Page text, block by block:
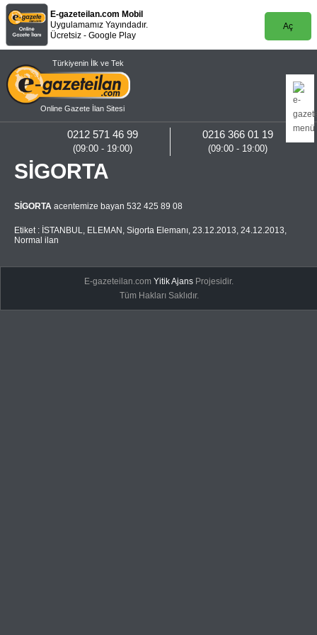
E-gazeteilan.com Mobil
Uygulamamız Yayındadır.
Ücretsiz - Google Play
Aç
Türkiyenin İlk ve Tek
Online Gazete İlan Sitesi
0216 366 01 19
(09:00 - 19:00)
0212 571 46 99
(09:00 - 19:00)
SİGORTA
SİGORTA acentemize bayan 532 425 89 08
Etiket : İSTANBUL, ELEMAN , Sigorta Elemanı, 23.12.2013, 24.12.2013,
Normal ilan
E-gazeteilan.comYitik Ajans Projesidir.
Tüm Hakları Saklıdır.